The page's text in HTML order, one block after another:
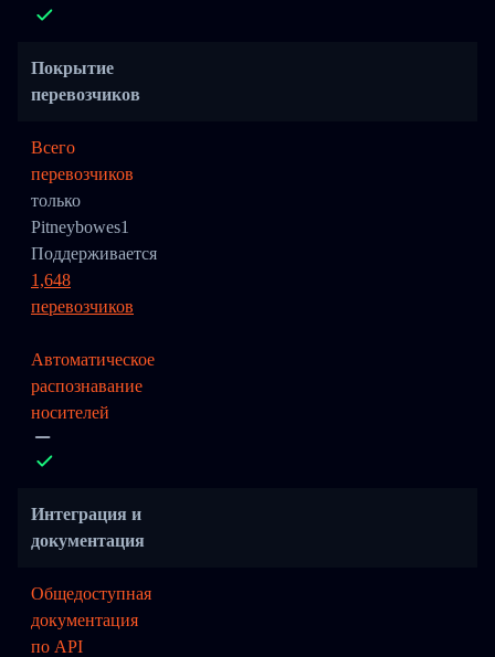
Покрытие
перевозчиков
Всего
перевозчиков
только
Pitneybowes1
Поддерживается
1,648
перевозчиков
Автоматическое
распознавание
носителей
Интеграция и
документация
Общедоступная
документация
по API